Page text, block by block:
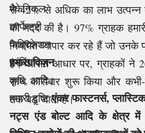
से 42% से अधिक का लाभ उत्पन्न
की मदद की है। 97% ग्राहक
नियमित व्यापार कर रहे हैं जो उनके
है। औसत आधार पर, ग्राहकों ने
साथ कारोबार शुरू किया और
तक बढ़ जाता है।
मैकेनिकल
कार्पेन्ट्री
फैब्रिकेशन
प्लंबिंग
कृषि, आदि।
हमारा विज़न
हमारी दृष्टिएंकर फास्टनर्स,
नट्स एंड बोल्ट आदि के क्षेत्र में